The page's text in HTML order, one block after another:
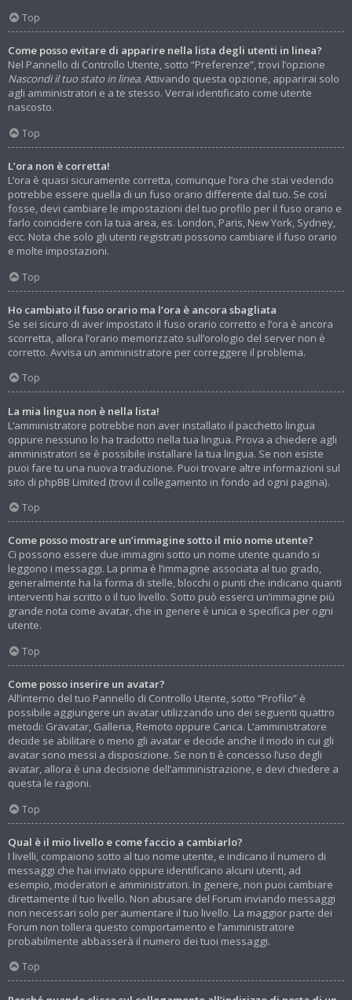
Top
Come posso evitare di apparire nella lista degli utenti in linea?
Nel Pannello di Controllo Utente, sotto “Preferenze”, trovi l’opzione
Nascondi il tuo stato in linea. Attivando questa opzione, apparirai solo
agli amministratori e a te stesso. Verrai identificato come utente
nascosto.
Top
L’ora non è corretta!
L’ora è quasi sicuramente corretta, comunque l’ora che stai vedendo
potrebbe essere quella di un fuso orario differente dal tuo. Se così
fosse, devi cambiare le impostazioni del tuo profilo per il fuso orario e
farlo coincidere con la tua area, es. London, Paris, New York, Sydney,
ecc. Nota che solo gli utenti registrati possono cambiare il fuso orario
e molte impostazioni.
Top
Ho cambiato il fuso orario ma l’ora è ancora sbagliata
Se sei sicuro di aver impostato il fuso orario corretto e l’ora è ancora
scorretta, allora l’orario memorizzato sull’orologio del server non è
corretto. Avvisa un amministratore per correggere il problema.
Top
La mia lingua non è nella lista!
L’amministratore potrebbe non aver installato il pacchetto lingua
oppure nessuno lo ha tradotto nella tua lingua. Prova a chiedere agli
amministratori se è possibile installare la tua lingua. Se non esiste
puoi fare tu una nuova traduzione. Puoi trovare altre informazioni sul
sito di phpBB Limited (trovi il collegamento in fondo ad ogni pagina).
Top
Come posso mostrare un’immagine sotto il mio nome utente?
Ci possono essere due immagini sotto un nome utente quando si
leggono i messaggi. La prima è l’immagine associata al tuo grado,
generalmente ha la forma di stelle, blocchi o punti che indicano quanti
interventi hai scritto o il tuo livello. Sotto può esserci un’immagine più
grande nota come avatar, che in genere è unica e specifica per ogni
utente.
Top
Come posso inserire un avatar?
All’interno del tuo Pannello di Controllo Utente, sotto “Profilo” è
possibile aggiungere un avatar utilizzando uno dei seguenti quattro
metodi: Gravatar, Galleria, Remoto oppure Carica. L’amministratore
decide se abilitare o meno gli avatar e decide anche il modo in cui gli
avatar sono messi a disposizione. Se non ti è concesso l’uso degli
avatar, allora è una decisione dell’amministrazione, e devi chiedere a
questa le ragioni.
Top
Qual è il mio livello e come faccio a cambiarlo?
I livelli, compaiono sotto al tuo nome utente, e indicano il numero di
messaggi che hai inviato oppure identificano alcuni utenti, ad
esempio, moderatori e amministratori. In genere, non puoi cambiare
direttamente il tuo livello. Non abusare del Forum inviando messaggi
non necessari solo per aumentare il tuo livello. La maggior parte dei
Forum non tollera questo comportamento e l’amministratore
probabilmente abbasserà il numero dei tuoi messaggi.
Top